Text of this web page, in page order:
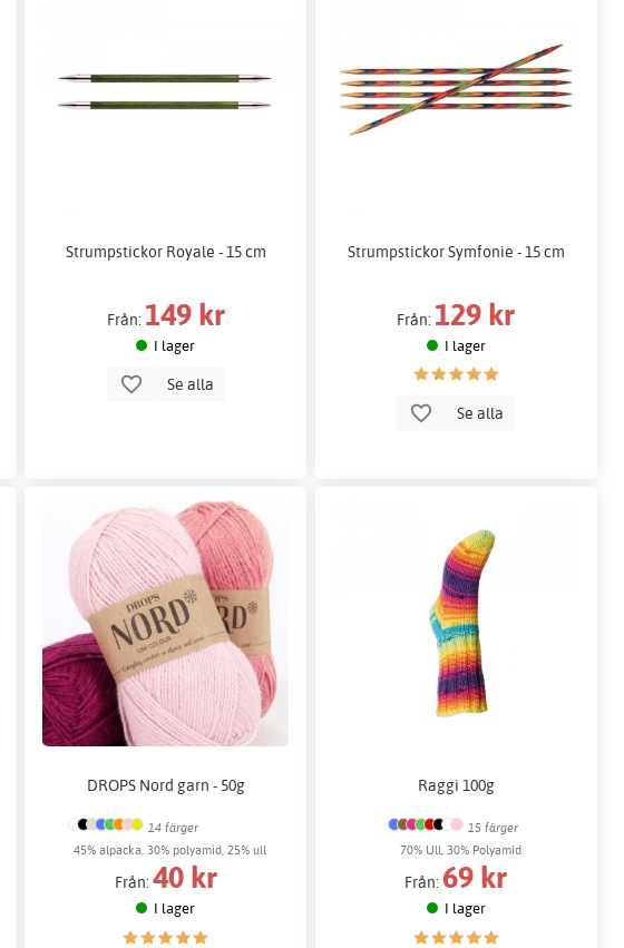
Strumpstickor Royale - 15 cm
Från: 149 kr
I lager
Se alla
Strumpstickor Symfonie - 15 cm
Från: 129 kr
I lager
Se alla
DROPS Nord garn - 50g
14 färger
45% alpacka, 30% polyamid, 25% ull
Från: 40 kr
I lager
Raggi 100g
15 färger
70% Ull, 30% Polyamid
Från: 69 kr
I lager